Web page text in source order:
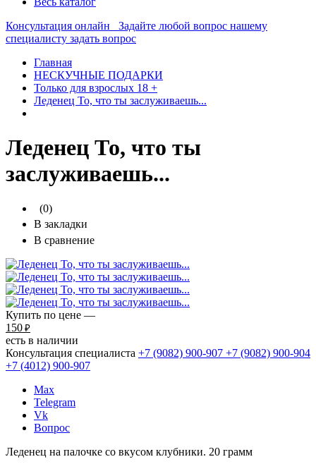
Консультация онлайн
Задайте любой вопрос нашему
специалисту задать вопрос
Главная
НЕСКУЧНЫЕ ПОДАРКИ
Только для взрослых 18 +
Леденец То, что ты заслуживаешь...
Леденец То, что ты
заслуживаешь...
(0)
В закладки
В сравнение
Купить по цене —
150 ₽
есть в наличии
Консультация специалиста +7 (9082) 900-907 +7 (9082) 900-904
+7 (4012) 900-907
Max
Telegram
Vk
Вопрос
Леденец на палочке со вкусом клубники. 20 грамм